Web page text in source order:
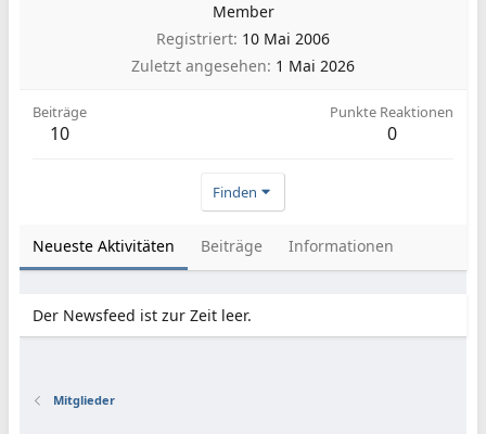
Member
Registriert 10 Mai 2006
Zuletzt angesehen 1 Mai 2026
Beiträge
10
Punkte Reaktionen
0
Finden
Neueste Aktivitäten Beiträge Informationen
Der Newsfeed ist zur Zeit leer.
Mitglieder